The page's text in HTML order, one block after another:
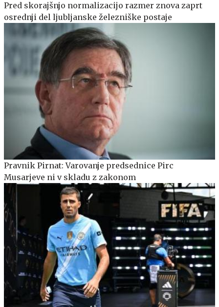
Pred skorajšnjo normalizacijo razmer znova zaprt
osrednji del ljubljanske železniške postaje
Pravnik Pirnat: Varovanje predsednice Pirc
Musarjeve ni v skladu z zakonom